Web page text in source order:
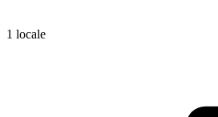
1 locale